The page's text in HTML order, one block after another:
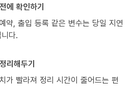
에 확인하기
약, 출입 등록 같은 변수는 당일 지연
다.
리해두기
가 빨라져 정리 시간이 줄어드는 편